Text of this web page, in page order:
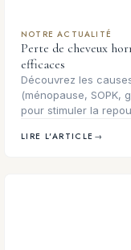
NOTRE ACTUALITÉ
Perte de cheveux
efficaces
Découvrez les
(ménopause, SOPK,
pour stimuler la
LIRE L'ARTICLE →